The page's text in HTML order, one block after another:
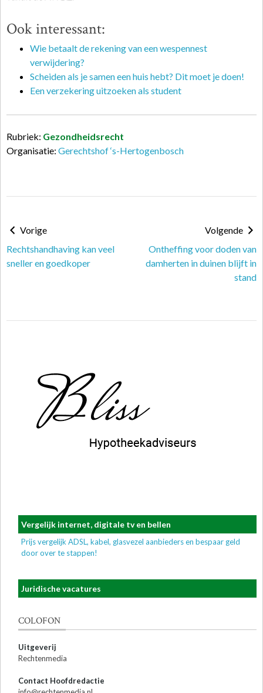
Ook interessant:
Wie betaalt de rekening van een wespennest
verwijdering?
Scheiden als je samen een huis hebt? Dit moet je doen!
Een verzekering uitzoeken als student
Rubriek: Gezondheidsrecht
Organisatie: Gerechtshof ‘s-Hertogenbosch
Vorige
Rechtshandhaving kan veel
sneller en goedkoper
Volgende
Ontheffing voor doden van
damherten in duinen blijft in
stand
Vergelijk internet, digitale tv en bellen
Prijs vergelijk ADSL, kabel, glasvezel aanbieders en bespaar geld
door over te stappen!
Juridische vacatures
COLOFON
Uitgeverij
Rechtenmedia
Contact Hoofdredactie